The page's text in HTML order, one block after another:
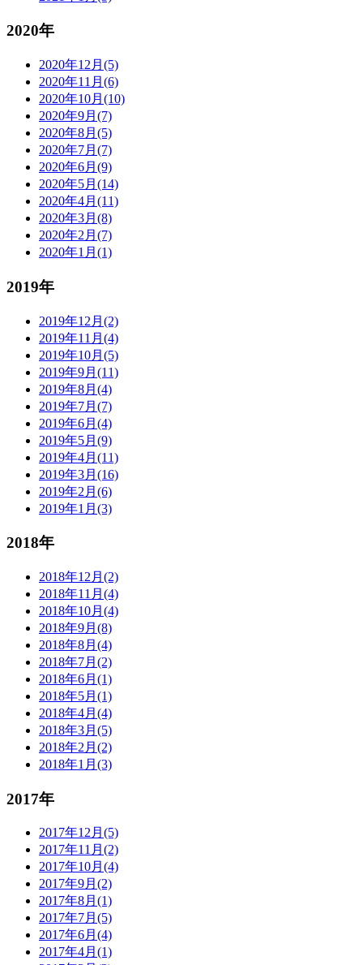
2020年
2020年12月(5)
2020年11月(6)
2020年10月(10)
2020年9月(7)
2020年8月(5)
2020年7月(7)
2020年6月(9)
2020年5月(14)
2020年4月(11)
2020年3月(8)
2020年2月(7)
2020年1月(1)
2019年
2019年12月(2)
2019年11月(4)
2019年10月(5)
2019年9月(11)
2019年8月(4)
2019年7月(7)
2019年6月(4)
2019年5月(9)
2019年4月(11)
2019年3月(16)
2019年2月(6)
2019年1月(3)
2018年
2018年12月(2)
2018年11月(4)
2018年10月(4)
2018年9月(8)
2018年8月(4)
2018年7月(2)
2018年6月(1)
2018年5月(1)
2018年4月(4)
2018年3月(5)
2018年2月(2)
2018年1月(3)
2017年
2017年12月(5)
2017年11月(2)
2017年10月(4)
2017年9月(2)
2017年8月(1)
2017年7月(5)
2017年6月(4)
2017年4月(1)